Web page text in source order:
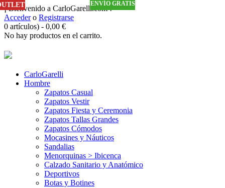
¡ Bienvenido a CarloGarelli.com !
Accedero Registrarse
0 artículos) - 0,00 €
No hay productos en el carrito.
CarloGarelli
Hombre
Zapatos Casual
Zapatos Vestir
Zapatos Fiesta y Ceremonia
Zapatos Tallas Grandes
Zapatos Cómodos
Mocasines y Náuticos
Sandalias
Menorquinas > Ibicenca
Calzado Sanitario y Anatómico
Deportivos
Botas y Botines
ENVÍO GRATIS
ENVÍO GRATIS
ENVÍO GRATIS
ENVÍO GRATIS
ENVÍO GRATIS
ENVÍO GRATIS
ENVÍO GRATIS
ENVÍO GRATIS
ENVÍO GRATIS
ENVÍO GRATIS
ENVÍO GRATIS
ENVÍO GRATIS
ENVÍO GRATIS
ENVÍO GRATIS
ENVÍO GRATIS
ENVÍO GRATIS
ENVÍO GRATIS
ENVÍO GRATIS
ENVÍO GRATIS
ENVÍO GRATIS
ENVÍO GRATIS
ENVÍO GRATIS
ENVÍO GRATIS
ENVÍO GRATIS
ENVÍO GRATIS